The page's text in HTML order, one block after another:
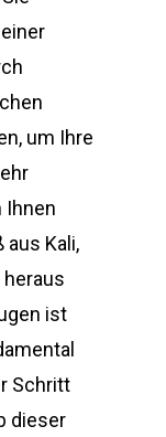
um Ihre
Ihnen
Kali,
ist
Schritt
dieser